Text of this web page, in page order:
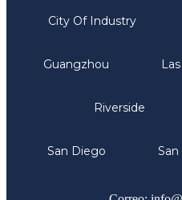
City Of Industry
Guangzhou
Riverside
San Diego San